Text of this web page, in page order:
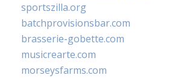
sportszilla.org
batchprovisionsbar.com
brasserie-gobette.com
musicrearte.com
morseysfarms.com